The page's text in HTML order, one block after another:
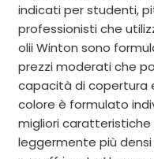
indicati per studenti,
professionisti che
olii Winton sono
prezzi moderati che
capacità di copertura
colore è formulato
migliori
leggermente più